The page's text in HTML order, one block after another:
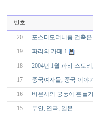
번호
20 포스터모더니즘 건축
19 파리의 카페 1
18 2004년 1월 파리 스토
17 중국여자들, 중국 이야
16 비욘세의 궁둥이 흔들
15 투안, 연극, 일본